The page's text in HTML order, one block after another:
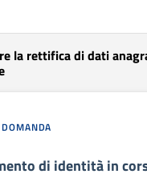
la rettifica di dati
DOMANDA
di identità in